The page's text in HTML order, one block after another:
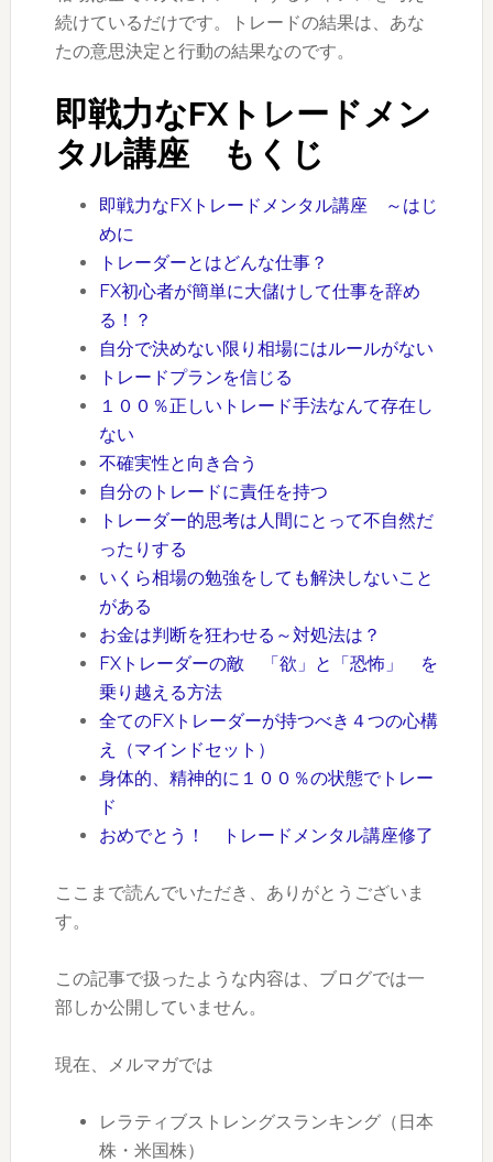
続けているだけです。トレードの結果は、あな
たの意思決定と行動の結果なのです。
即戦力なFXトレードメン
タル講座 もくじ
即戦力なFXトレードメンタル講座 ～はじ
めに
トレーダーとはどんな仕事？
FX初心者が簡単に大儲けして仕事を辞め
る！？
自分で決めない限り相場にはルールがない
トレードプランを信じる
１００％正しいトレード手法なんて存在し
ない
不確実性と向き合う
自分のトレードに責任を持つ
トレーダー的思考は人間にとって不自然だ
ったりする
いくら相場の勉強をしても解決しないこと
がある
お金は判断を狂わせる～対処法は？
FXトレーダーの敵 「欲」と「恐怖」 を
乗り越える方法
全てのFXトレーダーが持つべき４つの心構
え（マインドセット）
身体的、精神的に１００％の状態でトレー
ド
おめでとう！ トレードメンタル講座修了
ここまで読んでいただき、ありがとうございま
す。
この記事で扱ったような内容は、ブログでは一
部しか公開していません。
現在、メルマガでは
レラティブストレングスランキング（日本
株・米国株）